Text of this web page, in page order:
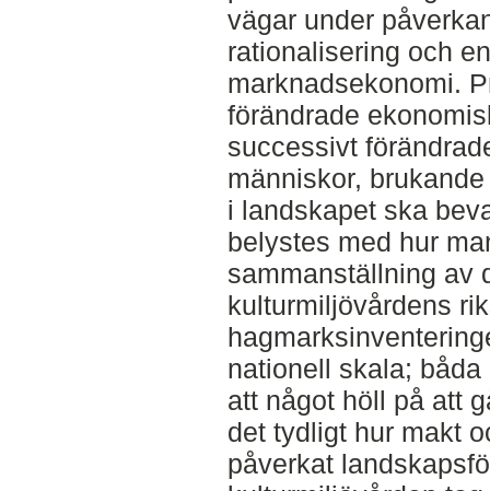
vägar under
rationalisering och
marknadsekonomi.
förändrade
successivt
människor,
i landskapet ska
belystes med hur
sammanställning av
kulturmiljövårdens
nationell skala;
att något höll på att
det tydligt hur makt
påverkat